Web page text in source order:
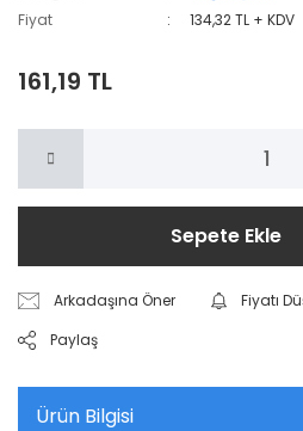
Fiyat
134,32 TL + KDV
161,19 TL
Sepete Ekle
Arkadaşına Öner
Fiyatı
Paylaş
Ürün Bilgisi